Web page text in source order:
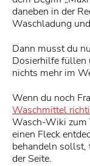
daneben in der
Waschladung
Dann musst du
Dosierhilfe füllen
nichts mehr im
Wenn du noch
Waschmittel
Wasch-Wiki zum
einen Fleck
behandeln sollst,
der Seite.